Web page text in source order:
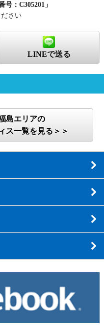
号：C305201」
さい
LINEで送る
島エリアの
ス一覧を見る＞＞